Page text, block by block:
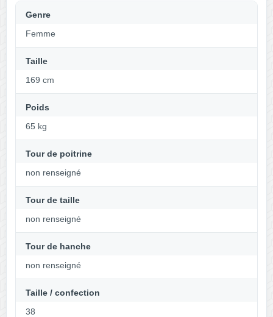
Genre
Femme
Taille
169 cm
Poids
65 kg
Tour de poitrine
non renseigné
Tour de taille
non renseigné
Tour de hanche
non renseigné
Taille / confection
38